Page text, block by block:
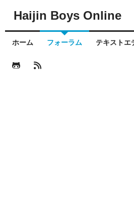
Haijin Boys Online
ホーム フォーラム テキストエ